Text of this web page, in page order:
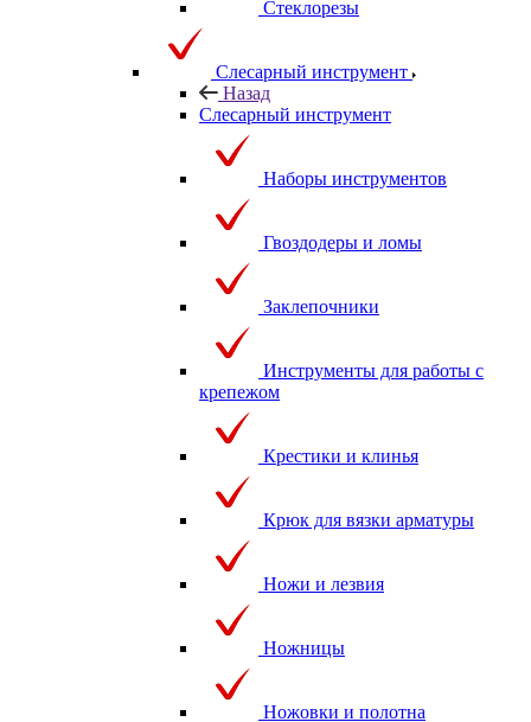
Стеклорезы
Слесарный инструмент
Назад
Слесарный инструмент
Наборы инструментов
Гвоздодеры и ломы
Заклепочники
Инструменты для работы с
крепежом
Крестики и клинья
Крюк для вязки арматуры
Ножи и лезвия
Ножницы
Ножовки и полотна